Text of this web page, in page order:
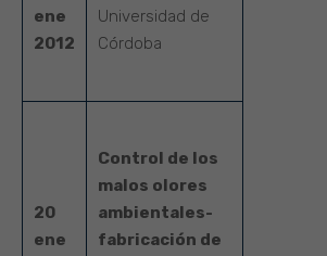
ene
2012
Universidad de
Córdoba
20
ene
Control de los
malos olores
ambientales-
fabricación de